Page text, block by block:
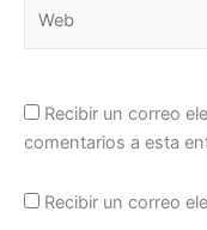
Recibir un correo
comentarios a esta
Recibir un correo